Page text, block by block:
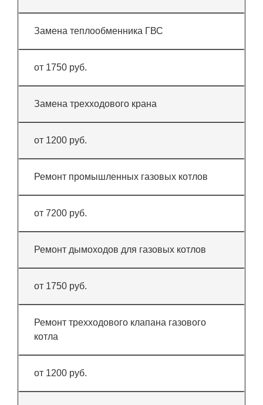
Замена теплообменника ГВС
от 1750 руб.
Замена трехходового крана
от 1200 руб.
Ремонт промышленных газовых котлов
от 7200 руб.
Ремонт дымоходов для газовых котлов
от 1750 руб.
Ремонт трехходового клапана газового
котла
от 1200 руб.